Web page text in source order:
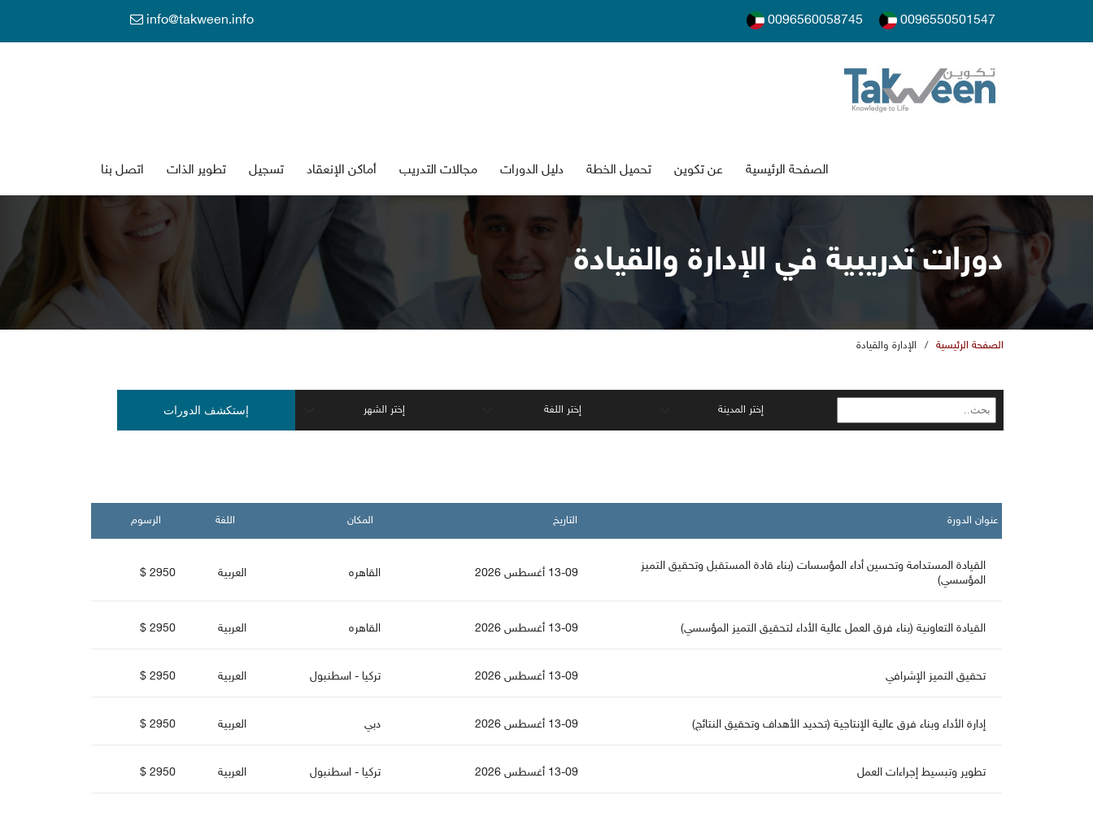
0096550501547
0096560058745
info@takween.info
الصفحة الرئيسية عن تكوين تحميل الخطة دليل الدورات جالات التدريب أماكن الإنعقاد تسجي تطوير الذات اتصل بنا
دورات تدريبية في الإدارة والقيادة
الصفحة الرئيسية / الإدارة والقيادة
إختر المدينة إختر اللغة إختر الشهر
عنوان الدورة التاريخ المكان اللغة الرسو
القيادة المستدامة وتحسين أداء المؤسسات (بناء قادة المستقبل وتحقيق التميز
المؤسسي)
13-09 أغسطس 2026 القاهره العربية 2950 $
القيادة التعاونية (بناء فرق العمل عالية الأداء لتحقيق التميز المؤسسي) 13-09 أغسطس 2026 القاهره العربية 2950 $
تحقيق التميز الإشرافي 13-09 أغسطس 2026 تركيا - اسطنبو العربية 2950 $
إدارة الأداء وبناء فرق عالية الإنتاجية (تحديد الأهداف وتحقيق النتائج) 13-09 أغسطس 2026 دبي العربية 2950 $
تطوير وتبسيط إجراءات الع 13-09 أغسطس 2026 تركيا - اسطنبو العربية 2950 $